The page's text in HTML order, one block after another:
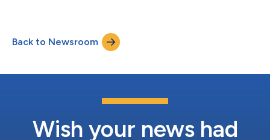
London、Estée Lauder、Clinique及La Mer等品牌护肤品和香水产
品的生产制造。如今，该生产基地年产量超过9,000万件，产品供
应英国、欧洲以及全球多个重点市场。 雅诗兰黛集团董事会主席
工艺、卓越品质与创新精神，而这些也正是自我的祖父母创立雅诗
族在这里建立制造基地时，便深刻认识到英国卓越深厚的手工艺传
统。如今，我们很荣幸能够继续投资这一宝贵传承，并推动其不断
诗兰黛集团...
Back to Newsroom
Wish your news had